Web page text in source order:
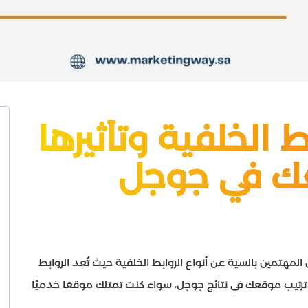
الخلفية وتأثيرها
في جوجل
المهتمين بالسية عن أنواع الروابط الخلفية حيث تُعد الروابط
موقعك في نتائج جوجل، سواء كنت تمتلك موقعًا خدميًا